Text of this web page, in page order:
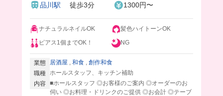
品川駅 徒歩3分 1300円〜
ナチュラルネイルOK
髪色ハイトーンOK
ピアス1個までOK！
NG
業態 居酒屋 和食
創作和食
職種
ホールスタッフ、キッチン補助
内容 ■ホールスタッフ ◎お客様のご案内 ◎オーダーのお
伺い ◎お料理・ドリンクのご提供 ◎お会計 ◎テーブ